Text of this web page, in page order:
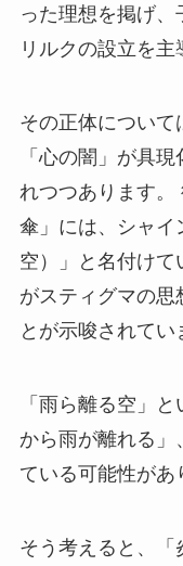
った理想を掲げ、
リルクの設立を主
その正体につい
「心の闇」が具
れつつあります。
傘」には、シャイ
空）」と名付け
がスティグマの思
とが示唆されてい
「雨ら離る空」
から雨が離れる」
ている可能性があ
そう考えると、